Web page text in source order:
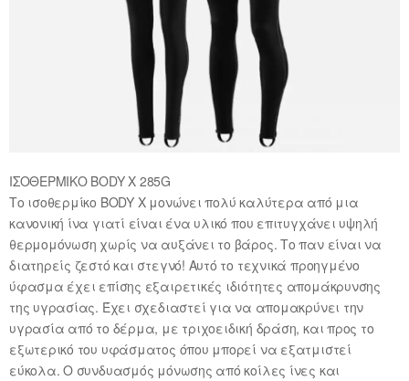
ΙΣΟΘΕΡΜΙΚΟ BODY X 285G
Το ισοθερμίκο BODY X μονώνει πολύ καλύτερα από μια
κανονική ίνα γιατί είναι ένα υλικό που επιτυγχάνει υψηλή
θερμομόνωση χωρίς να αυξάνει το βάρος. Το παν είναι να
διατηρείς ζεστό και στεγνό! Αυτό το τεχνικά προηγμένο
ύφασμα έχει επίσης εξαιρετικές ιδιότητες απομάκρυνσης
της υγρασίας. Έχει σχεδιαστεί για να απομακρύνει την
υγρασία από το δέρμα, με τριχοειδική δράση, και προς το
εξωτερικό του υφάσματος όπου μπορεί να εξατμιστεί
εύκολα. Ο συνδυασμός μόνωσης από κοίλες ίνες και